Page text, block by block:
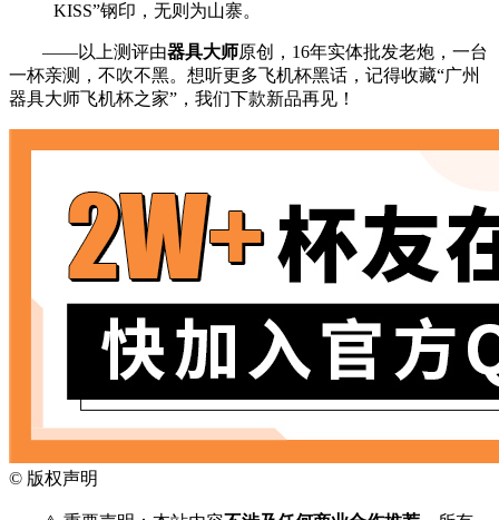
KISS”钢印，无则为山寨。
——以上测评由器具大师原创，16年实体批发老炮，一台
一杯亲测，不吹不黑。想听更多飞机杯黑话，记得收藏“广州
器具大师飞机杯之家”，我们下款新品再见！
© 版权声明